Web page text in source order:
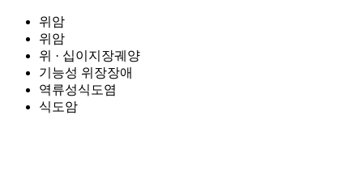
위암
위암
위 · 십이지장궤양
기능성 위장장애
역류성식도염
식도암